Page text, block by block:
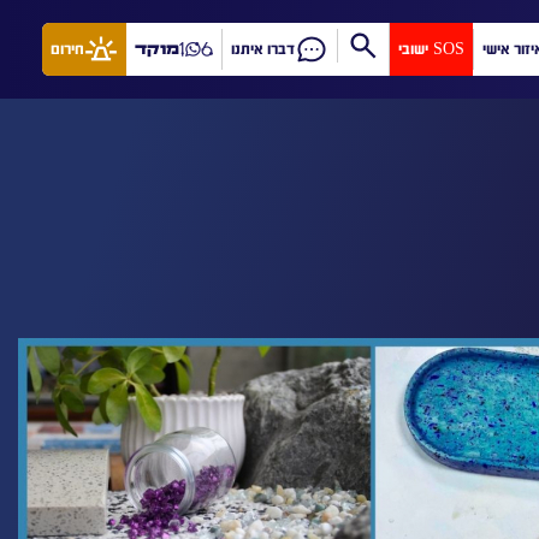
אישי SOS ישובי דברו איתנו מוקד חירום